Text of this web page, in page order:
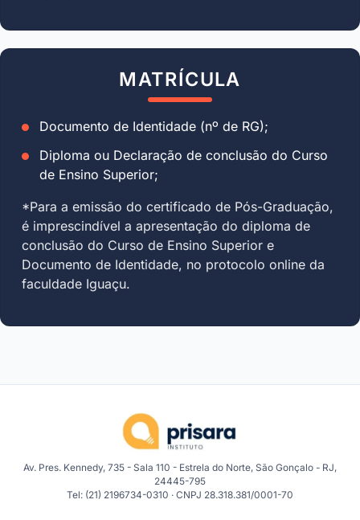
MATRÍCULA
Documento de Identidade (nº de RG);
Diploma ou Declaração de conclusão do Curso
de Ensino Superior;
*Para a emissão do certificado de Pós-Graduação,
é imprescindível a apresentação do diploma de
conclusão do Curso de Ensino Superior e
Documento de Identidade, no protocolo online da
faculdade Iguaçu.
Av. Pres. Kennedy, 735 - Sala 110 - Estrela do Norte, São Gonçalo - RJ,
24445-795
Tel: (21) 2196734-0310 · CNPJ 28.318.381/0001-70